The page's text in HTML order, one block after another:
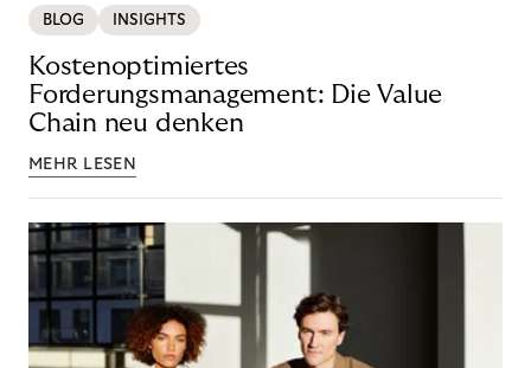
BLOG INSIGHTS
Kostenoptimiertes
Forderungsmanagement: Die Value
Chain neu denken
MEHR LESEN